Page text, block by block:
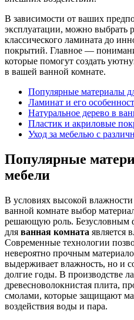
В зависимости от ваших
эксплуатации, можно выбрать
классического ламината до
покрытий. Главное —
которые помогут создать
в вашей ванной комнате.
Популярные материалы
Ламинат и его
Натуральное дерево в
Пластик и акриловые
Уход за мебелью с
Популярные
мебели
В условиях высокой
ванной комнате выбор
решающую роль. Безусловным
для ванная комната является
Современные технологии
невероятно прочным
выдерживает влажность, но и
долгие годы. В производстве
древесноволокнистая плита,
смолами, которые защищают
воздействия воды и пара.